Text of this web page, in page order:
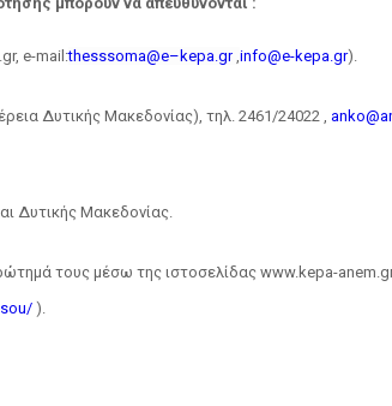
e-mail:thesssoma@e–kepa gr info@e-kepa.gr).
Δυτικής Μακεδονίας), τηλ. 2461/24022 ,
Δυτικής Μακεδονίας.
τους μέσω της ιστοσελίδας www.kepa-
).